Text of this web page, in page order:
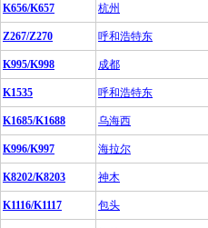
K656/K657 杭州
Z267/Z270 呼和浩特东
K995/K998 成都
K1535 呼和浩特东
K1685/K1688 乌海西
K996/K997 海拉尔
K8202/K8203 神木
K1116/K1117 包头